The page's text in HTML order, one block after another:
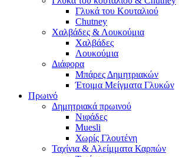
Γλυκά του Κουταλιού
Chutney
Χαλβάδες & Λουκούμια
Χαλβάδες
Λουκούμια
Διάφορα
Μπάρες Δημητριακών
Έτοιμα Μείγματα Γλυκών
Πρωινό
Δημητριακά πρωινού
Νιφάδες
Muesli
Χωρίς Γλουτένη
Ταχίνια & Αλείμματα Καρπών